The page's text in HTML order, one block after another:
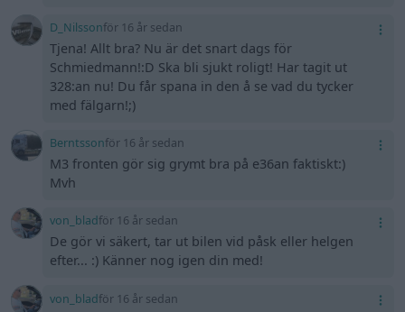
D_Nilssonför 16 år sedan
Tjena! Allt bra? Nu är det snart dags för
Schmiedmann!:D Ska bli sjukt roligt! Har tagit ut
328:an nu! Du får spana in den å se vad du tycker
med fälgarn!;)
Berntssonför 16 år sedan
M3 fronten gör sig grymt bra på e36an faktiskt:)
Mvh
von_bladför 16 år sedan
De gör vi säkert, tar ut bilen vid påsk eller helgen
efter... :) Känner nog igen din med!
von_bladför 16 år sedan